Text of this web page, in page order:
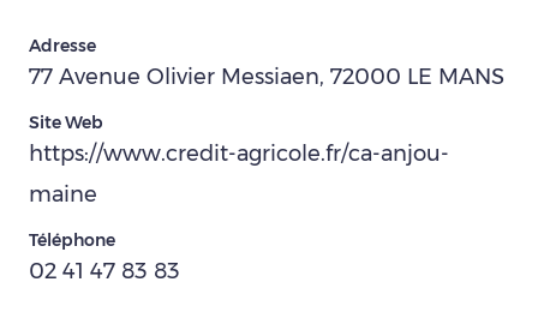
Adresse
77 Avenue Olivier Messiaen, 72000 LE MANS
Site Web
https://www.credit-agricole.fr/ca-anjou-
maine
Téléphone
02 41 47 83 83